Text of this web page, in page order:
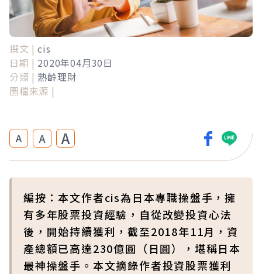
撰文 | cis
日期 | 2020年04月30日
分類 | 熟齡理財
圖檔來源 |
A A A
編按：本文作者cis為日本專職操盤手，擁
有多年股票投資經驗，自從改變投資心法
後，開始持續獲利，截至2018年11月，資
產總額已高達230億圓（日圓），堪稱日本
最神操盤手。本文摘錄作者投資股票獲利